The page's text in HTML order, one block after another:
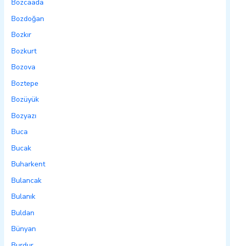
Bozcaada
Bozdoğan
Bozkır
Bozkurt
Bozova
Boztepe
Bozüyük
Bozyazı
Buca
Bucak
Buharkent
Bulancak
Bulanık
Buldan
Bünyan